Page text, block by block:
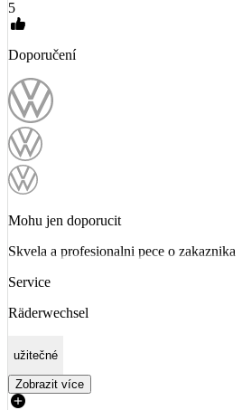
5
Doporučení
Mohu jen doporucit
Skvela a profesionalni pece o zakaznika
Service
Räderwechsel
užitečné
Zobrazit více